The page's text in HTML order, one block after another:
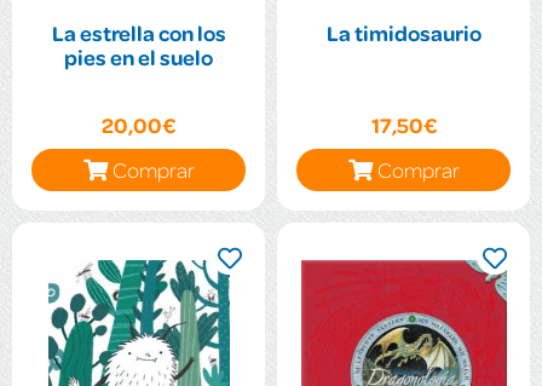
La estrella con los
pies en el suelo
20,00€
Comprar
La timidosaurio
17,50€
Comprar